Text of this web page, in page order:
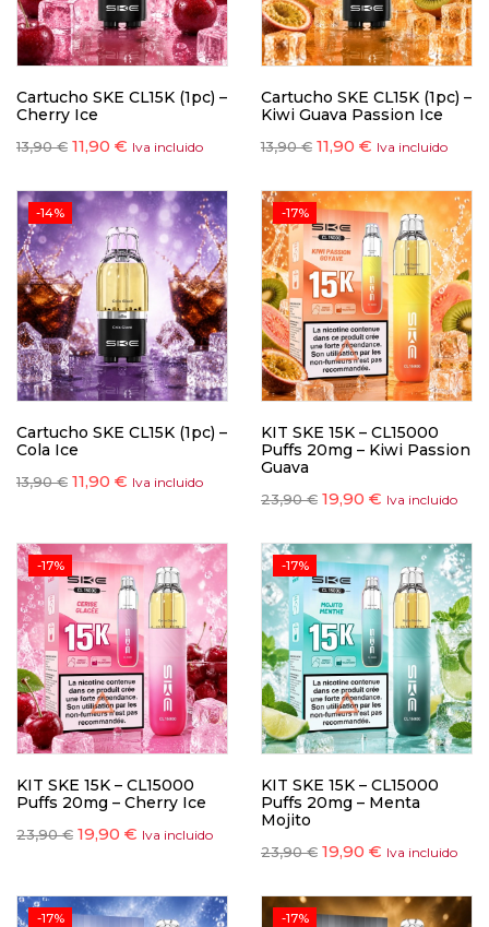
Cartucho SKE CL15K (1pc) –
Cherry Ice
13,90€ 11,90 € Iva incluido
Cartucho SKE CL15K (1pc) –
Kiwi Guava Passion Ice
13,90€ 11,90 € Iva incluido
-14%
Cartucho SKE CL15K (1pc) –
Cola Ice
13,90€ 11,90 € Iva incluido
-17%
KIT SKE 15K – CL15000
Puffs 20mg – Kiwi Passion
Guava
23,90€ 19,90 € Iva incluido
-17%
KIT SKE 15K – CL15000
Puffs 20mg – Cherry Ice
23,90€ 19,90 € Iva incluido
-17%
KIT SKE 15K – CL15000
Puffs 20mg – Menta
Mojito
23,90€ 19,90 € Iva incluido
-17% -17%